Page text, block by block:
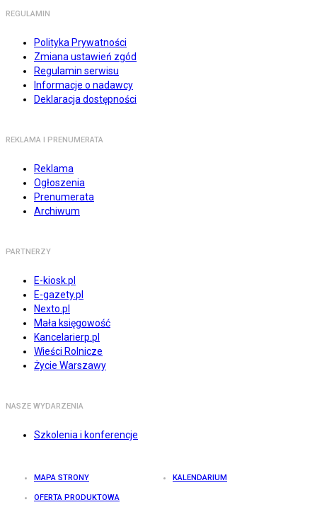
REGULAMIN
Polityka Prywatności
Zmiana ustawień zgód
Regulamin serwisu
Informacje o nadawcy
Deklaracja dostępności
REKLAMA I PRENUMERATA
Reklama
Ogłoszenia
Prenumerata
Archiwum
PARTNERZY
E-kiosk.pl
E-gazety.pl
Nexto.pl
Mała księgowość
Kancelarierp.pl
Wieści Rolnicze
Życie Warszawy
NASZE WYDARZENIA
Szkolenia i konferencje
MAPA STRONY KALENDARIUM
OFERTA PRODUKTOWA